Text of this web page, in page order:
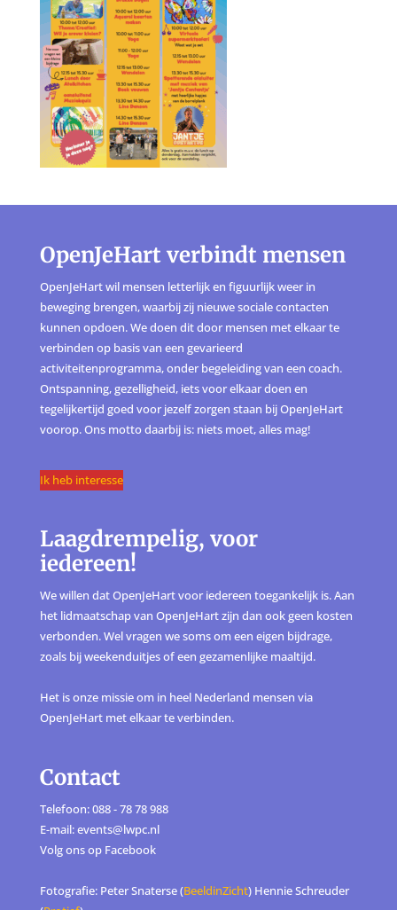
OpenJeHart verbindt mensen
OpenJeHart wil mensen letterlijk en figuurlijk weer in
beweging brengen, waarbij zij nieuwe sociale contacten
kunnen opdoen. We doen dit door mensen met elkaar te
verbinden op basis van een gevarieerd
activiteitenprogramma, onder begeleiding van een coach.
Ontspanning, gezelligheid, iets voor elkaar doen en
tegelijkertijd goed voor jezelf zorgen staan bij OpenJeHart
voorop. Ons motto daarbij is: niets moet, alles mag!
Ik heb interesse
Laagdrempelig, voor
iedereen!
We willen dat OpenJeHart voor iedereen toegankelijk is. Aan
het lidmaatschap van OpenJeHart zijn dan ook geen kosten
verbonden. Wel vragen we soms om een eigen bijdrage,
zoals bij weekenduitjes of een gezamenlijke maaltijd.
Het is onze missie om in heel Nederland mensen via
OpenJeHart met elkaar te verbinden.
Contact
Telefoon: 088 - 78 78 988
E-mail: events@lwpc.nl
Volg ons op Facebook
Fotografie: Peter Snaterse (BeeldinZicht) Hennie Schreuder